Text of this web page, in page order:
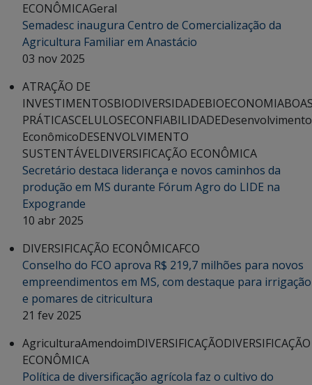
ECONÔMICAGeral
Semadesc inaugura Centro de Comercialização da
Agricultura Familiar em Anastácio
03 nov 2025
ATRAÇÃO DE
INVESTIMENTOSBIODIVERSIDADEBIOECONOMIA
PRÁTICASCELULOSECONFIABILIDADEDesenvolvimento
EconômicoDESENVOLVIMENTO
SUSTENTÁVELDIVERSIFICAÇÃO ECONÔMICA
Secretário destaca liderança e novos caminhos da
produção em MS durante Fórum Agro do LIDE na
Expogrande
10 abr 2025
DIVERSIFICAÇÃO ECONÔMICAFCO
Conselho do FCO aprova R$ 219,7 milhões para novos
empreendimentos em MS, com destaque para irrigação
e pomares de citricultura
21 fev 2025
AgriculturaAmendoimDIVERSIFICAÇÃODIVERSIFICAÇÃO
ECONÔMICA
Política de diversificação agrícola faz o cultivo do